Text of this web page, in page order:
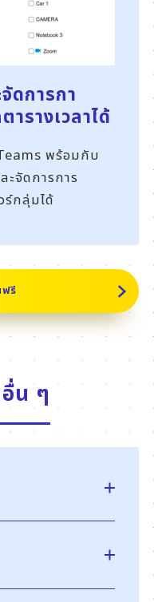
ดการกา
ารางเวลาได้
พร้อมกับ
ะจัดการการ
กลุ่มได้
รี
น ๆ